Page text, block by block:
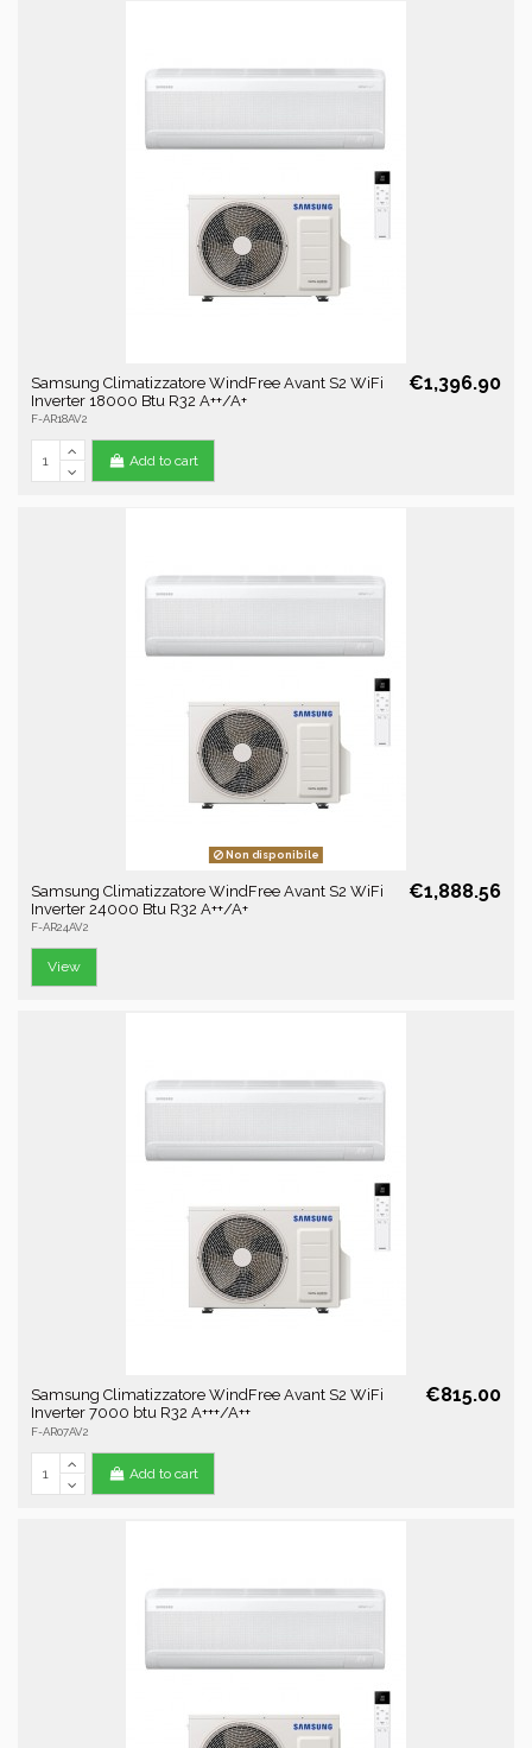
Samsung Climatizzatore WindFree Avant S2 WiFi
Inverter 18000 Btu R32 A++/A+
F-AR18AV2
€1,396.90
Add to cart
Non disponibile
Samsung Climatizzatore WindFree Avant S2 WiFi
Inverter 24000 Btu R32 A++/A+
F-AR24AV2
€1,888.56
View
Samsung Climatizzatore WindFree Avant S2 WiFi
Inverter 7000 btu R32 A+++/A++
F-AR07AV2
€815.00
Add to cart